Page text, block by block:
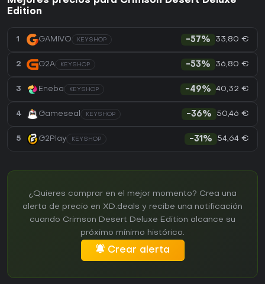
Edition
1 GAMIVO KEYSHOP -57% 33,80 €
2 G2A KEYSHOP -53% 36,80 €
3 Eneba KEYSHOP -49% 40,32 €
4 Gameseal KEYSHOP -36% 50,46 €
5 G2Play KEYSHOP -31% 54,64 €
¿Quieres comprar en el mejor momento? Crea una
alerta de precio en XD.deals y recibe una notificación
cuando Crimson Desert Deluxe Edition alcance su
próximo mínimo histórico.
Crear alerta